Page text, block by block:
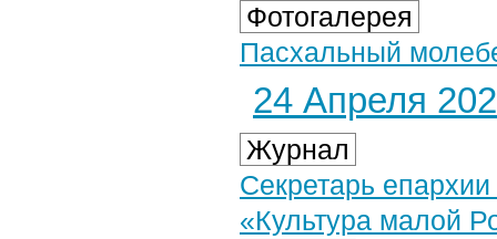
Фотогалерея
Пасхальный
24 Апреля
Журнал
Секретарь
«Культура малой